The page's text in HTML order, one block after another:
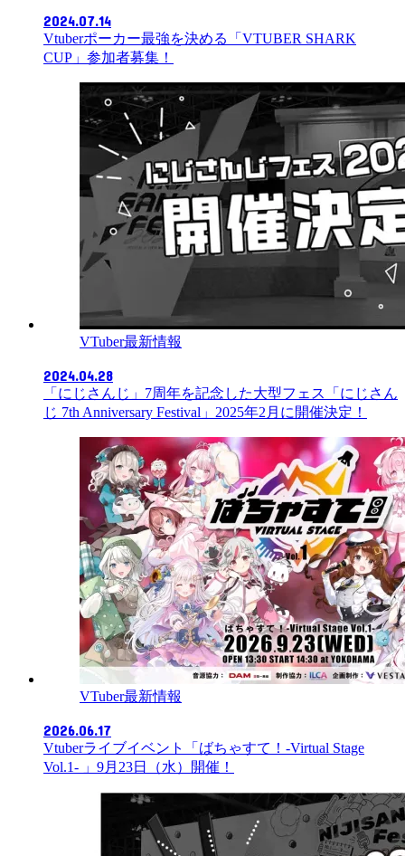
2024.07.14
Vtuberポーカー最強を決める「VTUBER SHARK
CUP」参加者募集！
VTuber最新情報
2024.04.28
「にじさんじ」7周年を記念した大型フェス「にじさん
じ 7th Anniversary Festival」2025年2月に開催決定！
VTuber最新情報
2026.06.17
Vtuberライブイベント「ばちゃすて！-Virtual Stage
Vol.1- 」9月23日（水）開催！